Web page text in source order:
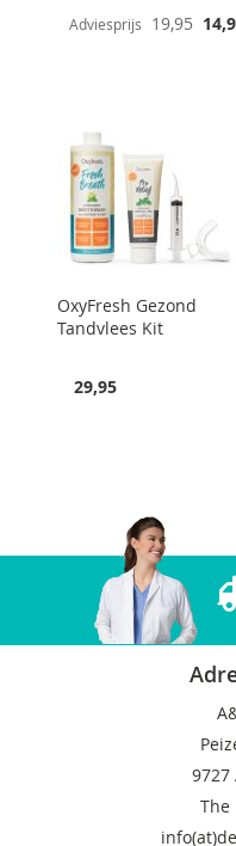
Adviesprijs 19,95
prijs
OxyFresh Gezond
Tandvlees Kit
29,95
9727
The